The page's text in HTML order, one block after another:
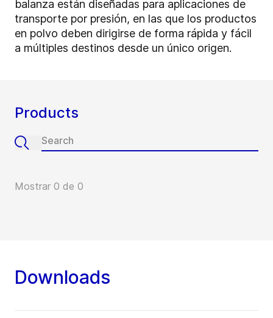
balanza están diseñadas para aplicaciones de
transporte por presión, en las que los productos
en polvo deben dirigirse de forma rápida y fácil
a múltiples destinos desde un único origen.
Products
Mostrar 0 de 0
Downloads